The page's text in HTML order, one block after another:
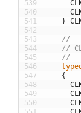
539
540
541
542
543
544
545
546
547
548
549
550
}
//
//
//
{